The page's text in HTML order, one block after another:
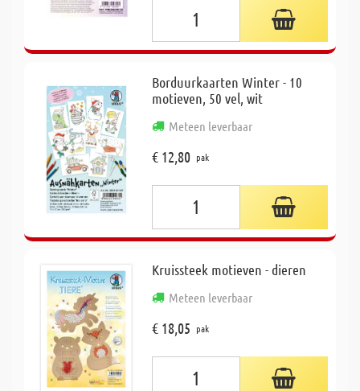
Borduurkaarten Winter - 10
motieven, 50 vel, wit
Meteen leverbaar
€ 12,80 pak
Kruissteek motieven - dieren
Meteen leverbaar
€ 18,05 pak